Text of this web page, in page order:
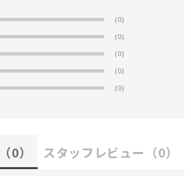
(0)
(0)
(0)
(0)
(0)
（0） スタッフレビュー （0）